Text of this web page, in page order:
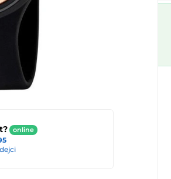
online